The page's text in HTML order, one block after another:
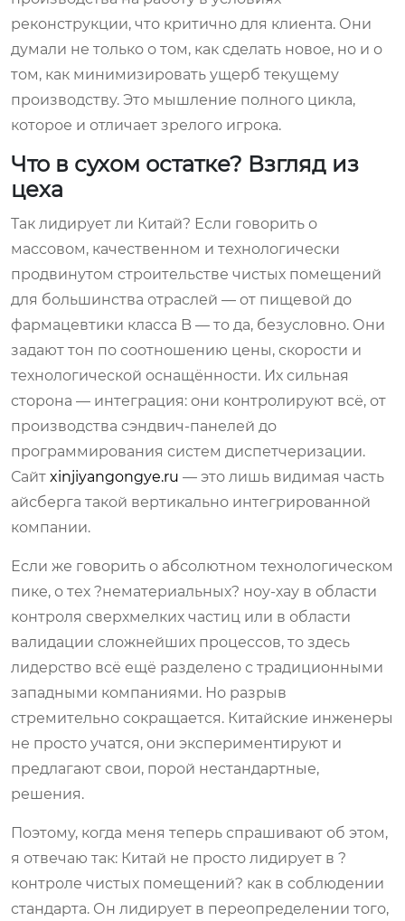
реконструкции, что критично для клиента. Они
думали не только о том, как сделать новое, но и о
том, как минимизировать ущерб текущему
производству. Это мышление полного цикла,
которое и отличает зрелого игрока.
Что в сухом остатке? Взгляд из
цеха
Так лидирует ли Китай? Если говорить о
массовом, качественном и технологически
продвинутом строительстве чистых помещений
для большинства отраслей — от пищевой до
фармацевтики класса B — то да, безусловно. Они
задают тон по соотношению цены, скорости и
технологической оснащённости. Их сильная
сторона — интеграция: они контролируют всё, от
производства сэндвич-панелей до
программирования систем диспетчеризации.
Сайт xinjiyangongye.ru — это лишь видимая часть
айсберга такой вертикально интегрированной
компании.
Если же говорить о абсолютном технологическом
пике, о тех ?нематериальных? ноу-хау в области
контроля сверхмелких частиц или в области
валидации сложнейших процессов, то здесь
лидерство всё ещё разделено с традиционными
западными компаниями. Но разрыв
стремительно сокращается. Китайские инженеры
не просто учатся, они экспериментируют и
предлагают свои, порой нестандартные,
решения.
Поэтому, когда меня теперь спрашивают об этом,
я отвечаю так: Китай не просто лидирует в ?
контроле чистых помещений? как в соблюдении
стандарта. Он лидирует в переопределении того,